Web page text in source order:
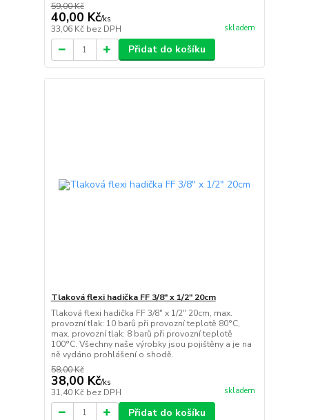
59,00 Kč
40,00 Kč/ks
33,06 Kč bez DPH skladem
Přidat do košíku
Tlaková flexi hadička FF 3/8" x 1/2" 20cm
Tlaková flexi hadička FF 3/8" x 1/2" 20cm, max.
provozní tlak: 10 barů při provozní teplotě 80°C,
max. provozní tlak: 8 barů při provozní teplotě
100°C. Všechny naše výrobky jsou pojištěny a je na
ně vydáno prohlášení o shodě.
58,00 Kč
38,00 Kč/ks
31,40 Kč bez DPH skladem
Přidat do košíku